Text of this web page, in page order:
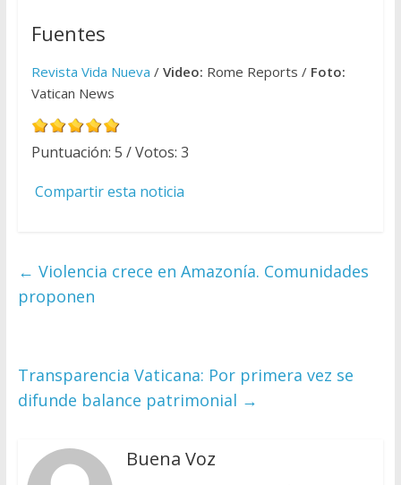
Fuentes
Revista Vida Nueva / Video: Rome Reports / Foto:
Vatican News
Puntuación: 5 / Votos: 3
Compartir esta noticia
← Violencia crece en Amazonía. Comunidades
proponen
Transparencia Vaticana: Por primera vez se
difunde balance patrimonial →
Buena Voz